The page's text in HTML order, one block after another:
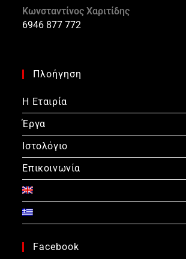
Κωνσταντίνος Χαριτίδης
6946 877 772
Πλοήγηση
Η Εταιρία
Έργα
Ιστολόγιο
Επικοινωνία
Facebook